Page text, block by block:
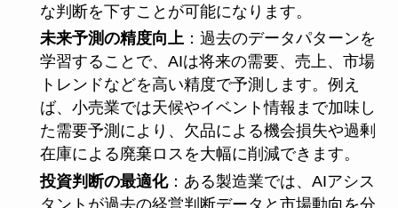
な判断を下すことが可能になります。
未来予測の精度向上：過去のデータパターンを
学習することで、AIは将来の需要、売上、市場
トレンドなどを高い精度で予測します。例え
ば、小売業では天候やイベント情報まで加味し
た需要予測により、欠品による機会損失や過剰
在庫による廃棄ロスを大幅に削減できます。
投資判断の最適化：ある製造業では、AIアシス
タントが過去の経営判断データと市場動向を分